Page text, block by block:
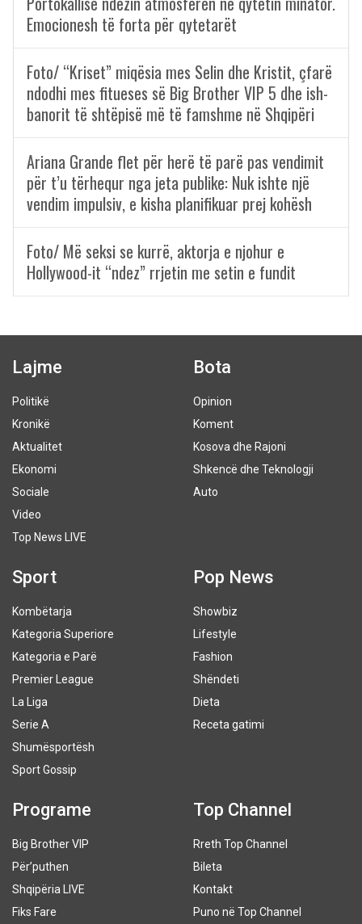
Emocionesh të forta për qytetarët
Foto/ “Kriset” miqësia mes Selin dhe Kristit, çfarë
ndodhi mes fitueses së Big Brother VIP 5 dhe ish-
banorit të shtëpisë më të famshme në Shqipëri
Ariana Grande flet për herë të parë pas vendimit
për t’u tërhequr nga jeta publike: Nuk ishte një
vendim impulsiv, e kisha planifikuar prej kohësh
Foto/ Më seksi se kurrë, aktorja e njohur e
Hollywood-it “ndez” rrjetin me setin e fundit
Lajme
Politikë
Kronikë
Aktualitet
Ekonomi
Sociale
Video
Top News LIVE
Bota
Opinion
Koment
Kosova dhe Rajoni
Shkencë dhe Teknologji
Auto
Sport
Kombëtarja
Kategoria Superiore
Kategoria e Parë
Premier League
La Liga
Serie A
Shumësportësh
Sport Gossip
Pop News
Showbiz
Lifestyle
Fashion
Shëndeti
Dieta
Receta gatimi
Programe
Big Brother VIP
Për’puthen
Shqipëria LIVE
Fiks Fare
Top Channel
Rreth Top Channel
Bileta
Kontakt
Puno në Top Channel